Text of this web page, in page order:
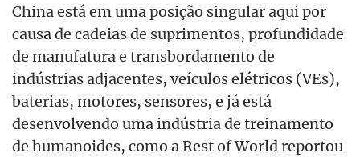
China está em uma posição singular aqui por
causa de cadeias de suprimentos, profundidade
de manufatura e transbordamento de
indústrias adjacentes, veículos elétricos (VEs),
baterias, motores, sensores, e já está
desenvolvendo uma indústria de treinamento
de humanoides, como a Rest of World reportou